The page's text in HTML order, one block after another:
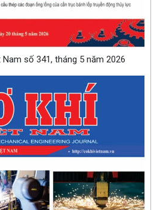
số 341, tháng 5 năm 2026